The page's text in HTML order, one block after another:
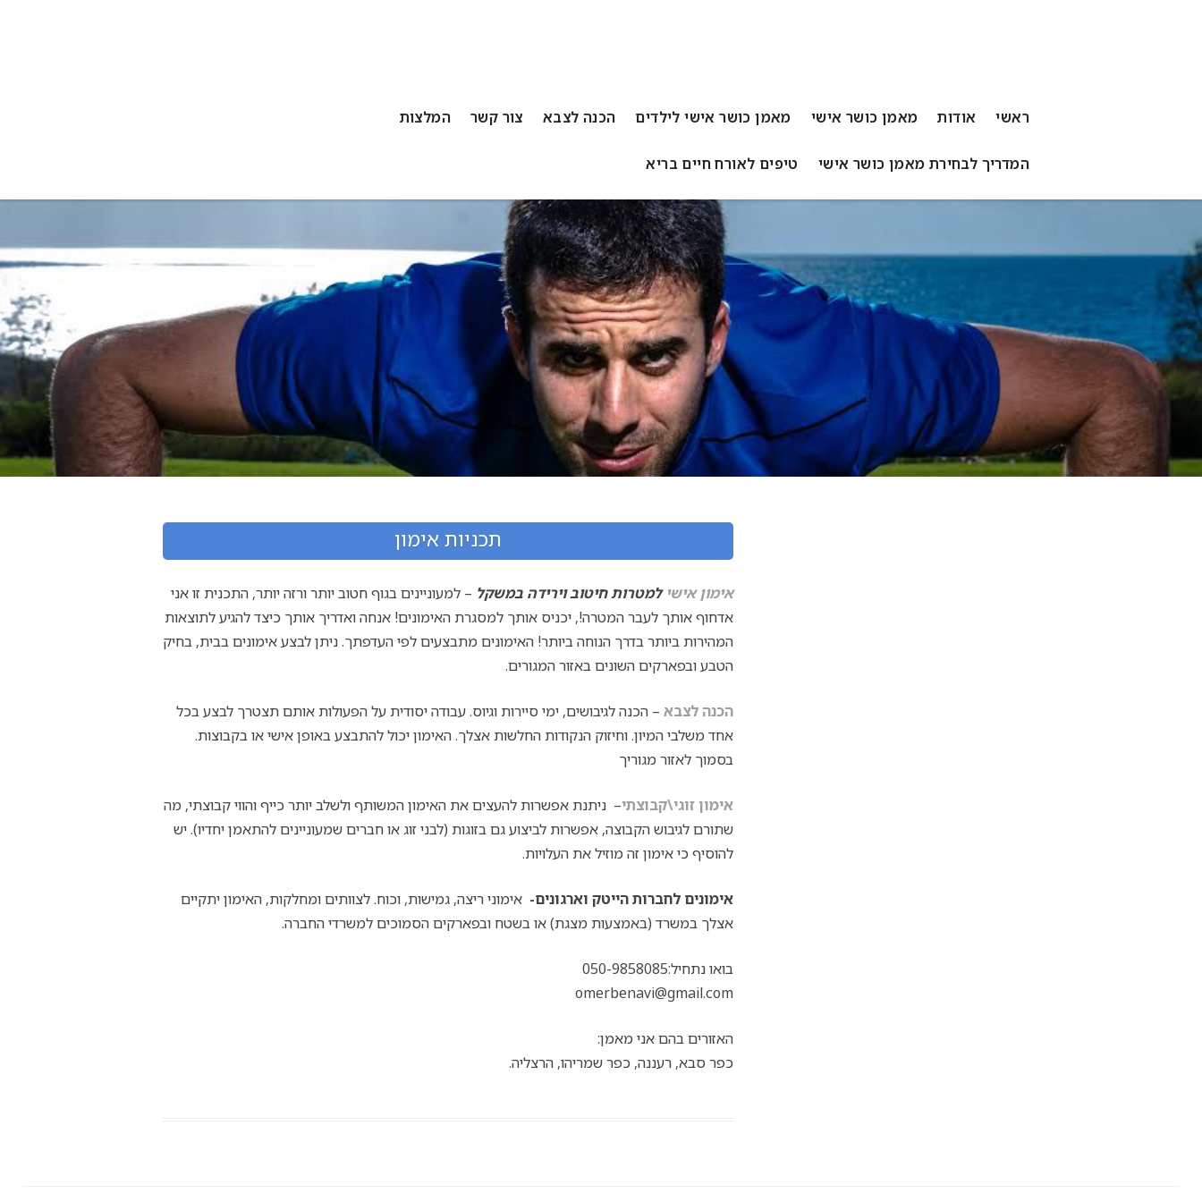
ראשי אודות מאמן כושר אישי מאמן כושר אישי לילדים הכנה לצבא צור קשר המלצות
המדריך לבחירת מאמן כושר אישי טיפים לאורח חיים בריא
תכניות אימון
אימון אישי למטרות חיטוב וירידה במשקל – למעוניינים בגוף חטוב יותר ורזה יותר, התכנית זו אני
אדחוף אותך לעבר המטרה!, יכניס אותך למסגרת האימונים! אנחה ואדריך אותך כיצד להגיע לתוצאות
המהירות ביותר בדרך הנוחה ביותר! האימונים מתבצעים לפי העדפתך. ניתן לבצע אימונים בבית, בחיק
הטבע ובפארקים השונים באזור המגורים.
הכנה לצבא– הכנה לגיבושים, ימי סיירות וגיוס. עבודה יסודית על הפעולות אותם תצטרך לבצע בכל
אחד משלבי המיון. וחיזוק הנקודות החלשות אצלך. האימון יכול להתבצע באופן אישי או בקבוצות.
בסמוך לאזור מגוריך
אימון זוגי\קבוצתי– ניתנת אפשרות להעצים את האימון המשותף ולשלב יותר כייף והווי קבוצתי, מה
שתורם לגיבוש הקבוצה, אפשרות לביצוע גם בזוגות (לבני זוג או חברים שמעוניינים להתאמן יחדיו). יש
להוסיף כי אימון זה מוזיל את העלויות.
אימונים לחברות הייטק וארגונים- אימוני ריצה, גמישות, וכוח. לצוותים ומחלקות, האימון יתקיים
אצלך במשרד (באמצעות מצגת) או בשטח ובפארקים הסמוכים למשרדי החברה.
בואו נתחיל:050-9858085
omerbenavi@gmail.com
האזורים בהם אני מאמן:
כפר סבא, רעננה, כפר שמריהו, הרצליה.